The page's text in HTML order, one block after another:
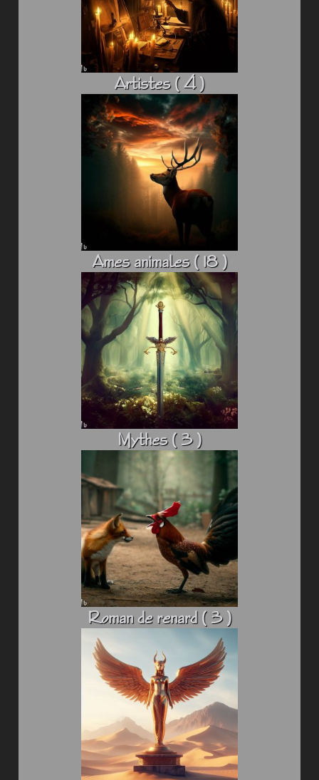
Artistes ( 4 )
Ames animales ( 18 )
Mythes ( 3 )
Roman de renard ( 3 )